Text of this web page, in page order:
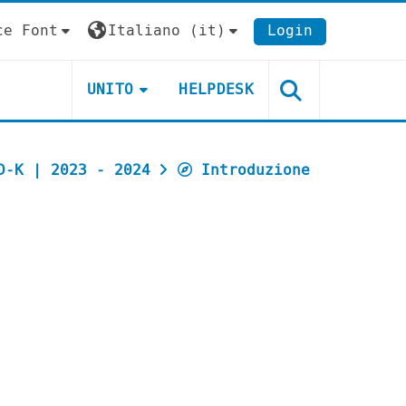
Font
Italiano ‎(it)‎ Login
UNITO HELPDESK
D-K | 2023 - 2024 Introduzione